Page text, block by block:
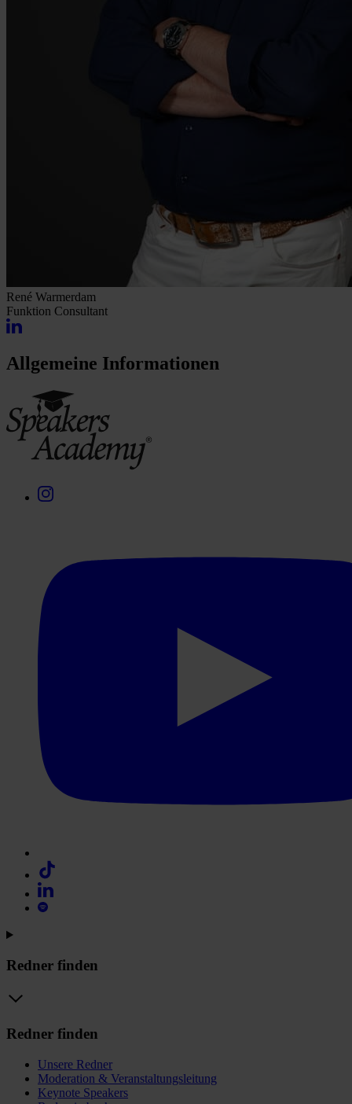
René Warmerdam
Funktion Consultant
Allgemeine Informationen
Redner finden
Redner finden
Unsere Redner
Moderation & Veranstaltungsleitung
Keynote Speakers